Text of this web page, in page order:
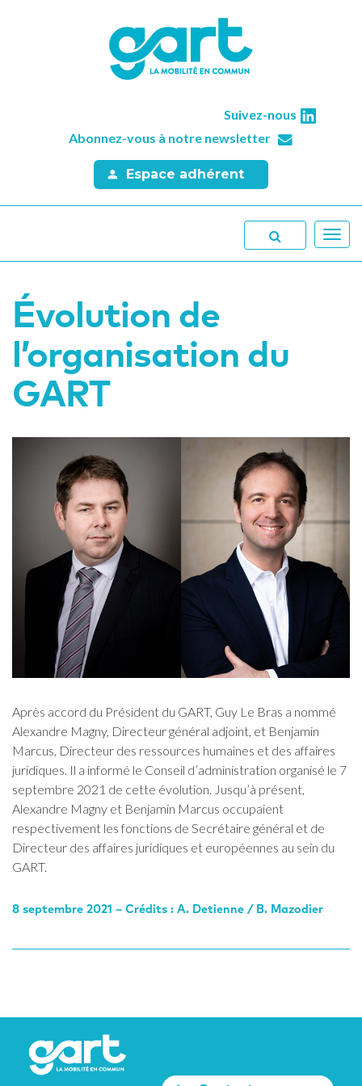
Suivez-nous
Abonnez-vous à notre newsletter
Espace adhérent
Évolution de
l’organisation du
GART
Après accord du Président du GART, Guy Le Bras a nommé
Alexandre Magny, Directeur général adjoint, et Benjamin
Marcus, Directeur des ressources humaines et des affaires
juridiques. Il a informé le Conseil d’administration organisé le 7
septembre 2021 de cette évolution. Jusqu’à présent,
Alexandre Magny et Benjamin Marcus occupaient
respectivement les fonctions de Secrétaire général et de
Directeur des affaires juridiques et européennes au sein du
GART.
8 septembre 2021 – Crédits : A. Detienne / B. Mazodier